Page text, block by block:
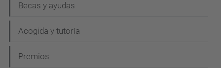
Becas y ayudas
Acogida y tutoría
Premios